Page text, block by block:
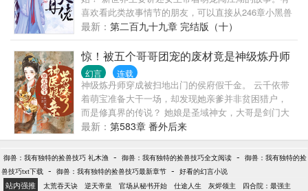
的夫君将来要她自己选为由给拒绝了。 据说，本来兴
致勃勃的太子殿下，立时黑了脸，命极好的乌千雪从
此被命极贵的太子殿下姬长君给惦记上了。 两人的命
运从还没见过面就缠在一起，一起谱写出一首旷世奇
缘，创造了魂元大陆在九重天的传奇。 精彩小剧场：
“听说你的夫君要自己选？”姬长君凤眸一眯。 “嗯。”乌
千雪淡淡的应了一声。 “为何？”姬长君身上的气息变
了。 “我命极好。”乌千雪乌溜溜的眼珠子转了一圈。
“选我。”姬长君沉默了片刻。 “为何？”乌千雪眼睛顿时
大了一圈。 “我命极贵。”姬长君傲娇的扬起了下巴。
推荐阳光完结文：玄医枭后
喜欢看此类故事情节的朋友，可以直接从246章小黑兽
开始看，前面没有看也不影响剧情。
最新： 第二百九十九章 完结版（十）
惊！被五个哥哥团宠的废材竟是神级炼丹师
幻言 连载
神级炼丹师穿成被扫地出门的侯府假千金。 云千依带
着萌宝准备大干一场，却发现她亲爹并非贫困猎户，
而是修真界的传说？ 她娘是圣域神女，大哥是剑门大
师兄，二哥是驭兽宗主，三哥是鬼眼神算，四哥是符
阵宗师，五哥是器宗少主......等等，皇上跪舔的那位大
佬好像是她家最低等的下人？ ...... 全修真界都羡慕她
投了个好胎，只有某萌宝呲牙：“我娘才最厉害！” 鼻
青脸肿的某帝：“儿砸，你咋不早说！”
最新： 第583章 番外后来
御兽：我有独特的捡兽技巧 礼木渔 - 御兽：我有独特的捡兽技巧全文阅读 - 御兽：我有独特的捡
兽技巧txt下载 - 御兽：我有独特的捡兽技巧最新章节 - 好看的幻言小说
站内强推 太荒吞天诀 逆天帝皇 官场从秘书开始 仕途人生 灰烬领主
四合院：最强主